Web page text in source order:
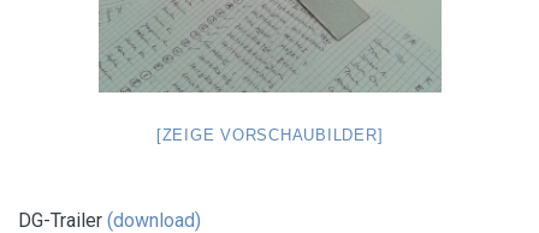
[ZEIGE VORSCHAUBILDER]
DG-Trailer (download)